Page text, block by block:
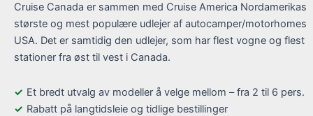
Cruise Canada er sammen med Cruise America Nordamerikas
største og mest populære udlejer af autocamper/motorhomes
USA. Det er samtidig den udlejer, som har flest vogne og flest
stationer fra øst til vest i Canada.
Et bredt utvalg av modeller å velge mellom – fra 2 til 6 pers.
Rabatt på langtidsleie og tidlige bestillinger